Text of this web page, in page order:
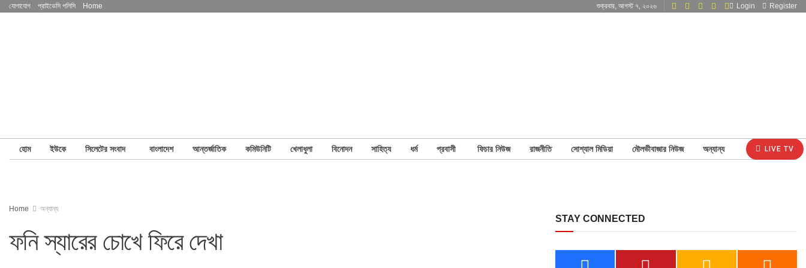
যোগাযোগ প্রাইভেসি পলিসি Home শুক্রবার, আগস্ট ৭, ২০২৬ Login Register
হোম ইউকে সিলেটের সংবাদ বাংলাদেশ আন্তর্জাতিক কমিউনিটি খেলাধুলা বিনোদন সাহিত্য ধর্ম প্রবাসী ফিচার নিউজ রাজনীতি সোশ্যাল মিডিয়া মৌলভীবাজার নিউজ অন্যান্য LIVE TV
Home অন্যান্য
ফনি স্যারের চোখে ফিরে দেখা
STAY CONNECTED